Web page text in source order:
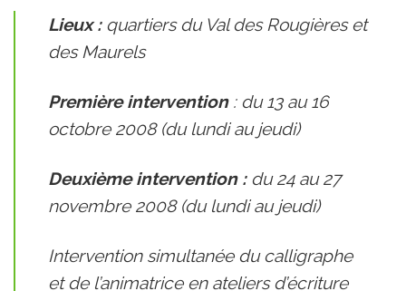
Lieux :quartiers du Val des Rougières et
des Maurels
Première intervention: du 13 au 16
octobre 2008 (du lundi au jeudi)
Deuxième intervention :du 24 au 27
novembre 2008 (du lundi au jeudi)
Intervention simultanée du calligraphe
et de l’animatrice en ateliers d’écriture